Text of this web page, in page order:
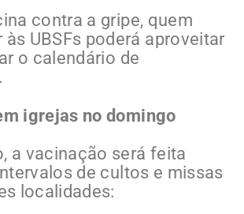
contra a gripe, quem
UBSFs poderá aproveitar
o calendário de
igrejas no domingo
a vacinação será feita
de cultos e missas
localidades: